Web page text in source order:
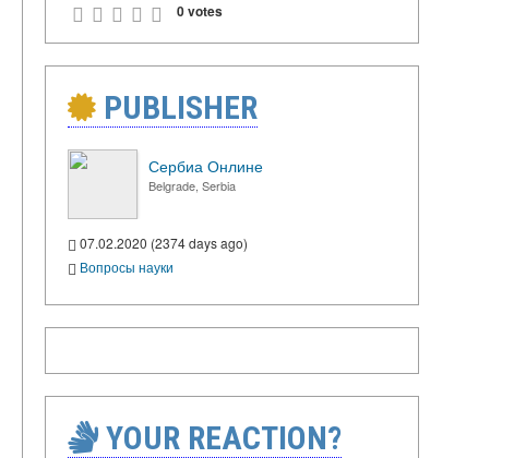
0 votes
PUBLISHER
Сербиа Онлине
Belgrade, Serbia
07.02.2020 (2374 days ago)
Вопросы науки
YOUR REACTION?